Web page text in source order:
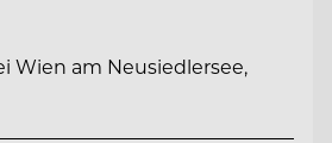
Wien am Neusiedlersee,